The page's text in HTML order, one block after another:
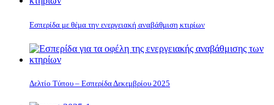
Εσπερίδα με θέμα την ενεργειακή αναβάθμιση κτιρίων
Δελτίο Τύπου – Εσπερίδα Δεκεμβρίου 2025